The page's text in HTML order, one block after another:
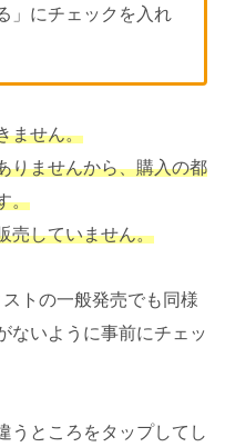
」にチェックを入れ
ません。
りませんから、購入の都
。
売していません。
トの一般発売でも同様
ないように事前にチェッ
うところをタップしてし